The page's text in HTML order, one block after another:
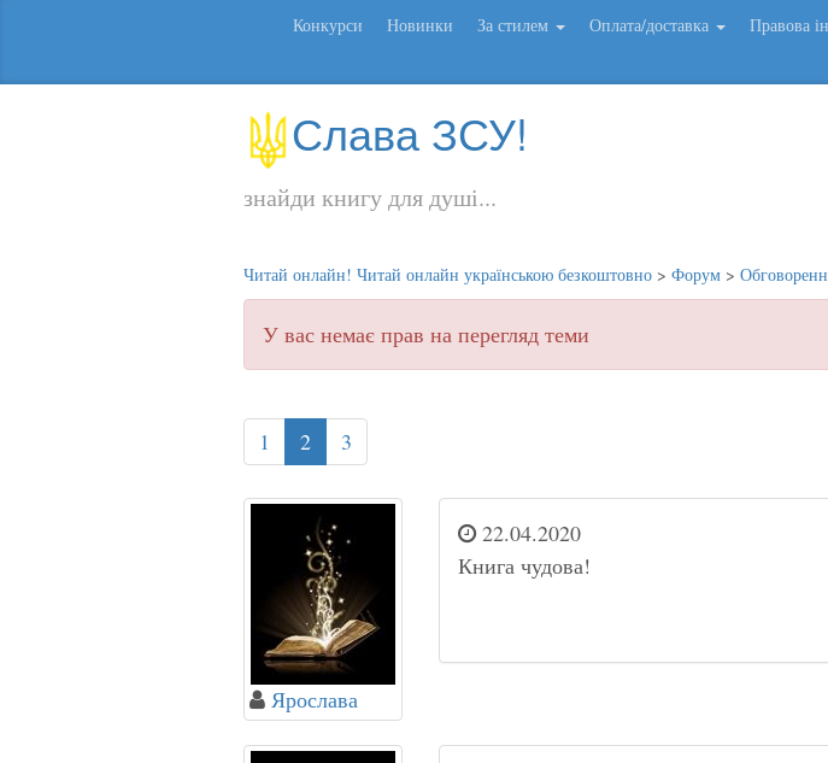
Конкурси Новинки За стилем Оплата/доставка Правова
Слава ЗСУ!
знайди книгу для душі...
Читай онлайн! Читай онлайн українською безкоштовно > Форум >
У вас немає прав на перегляд теми
1 2 3
Ярослава
22.04.2020
Книга чудова!